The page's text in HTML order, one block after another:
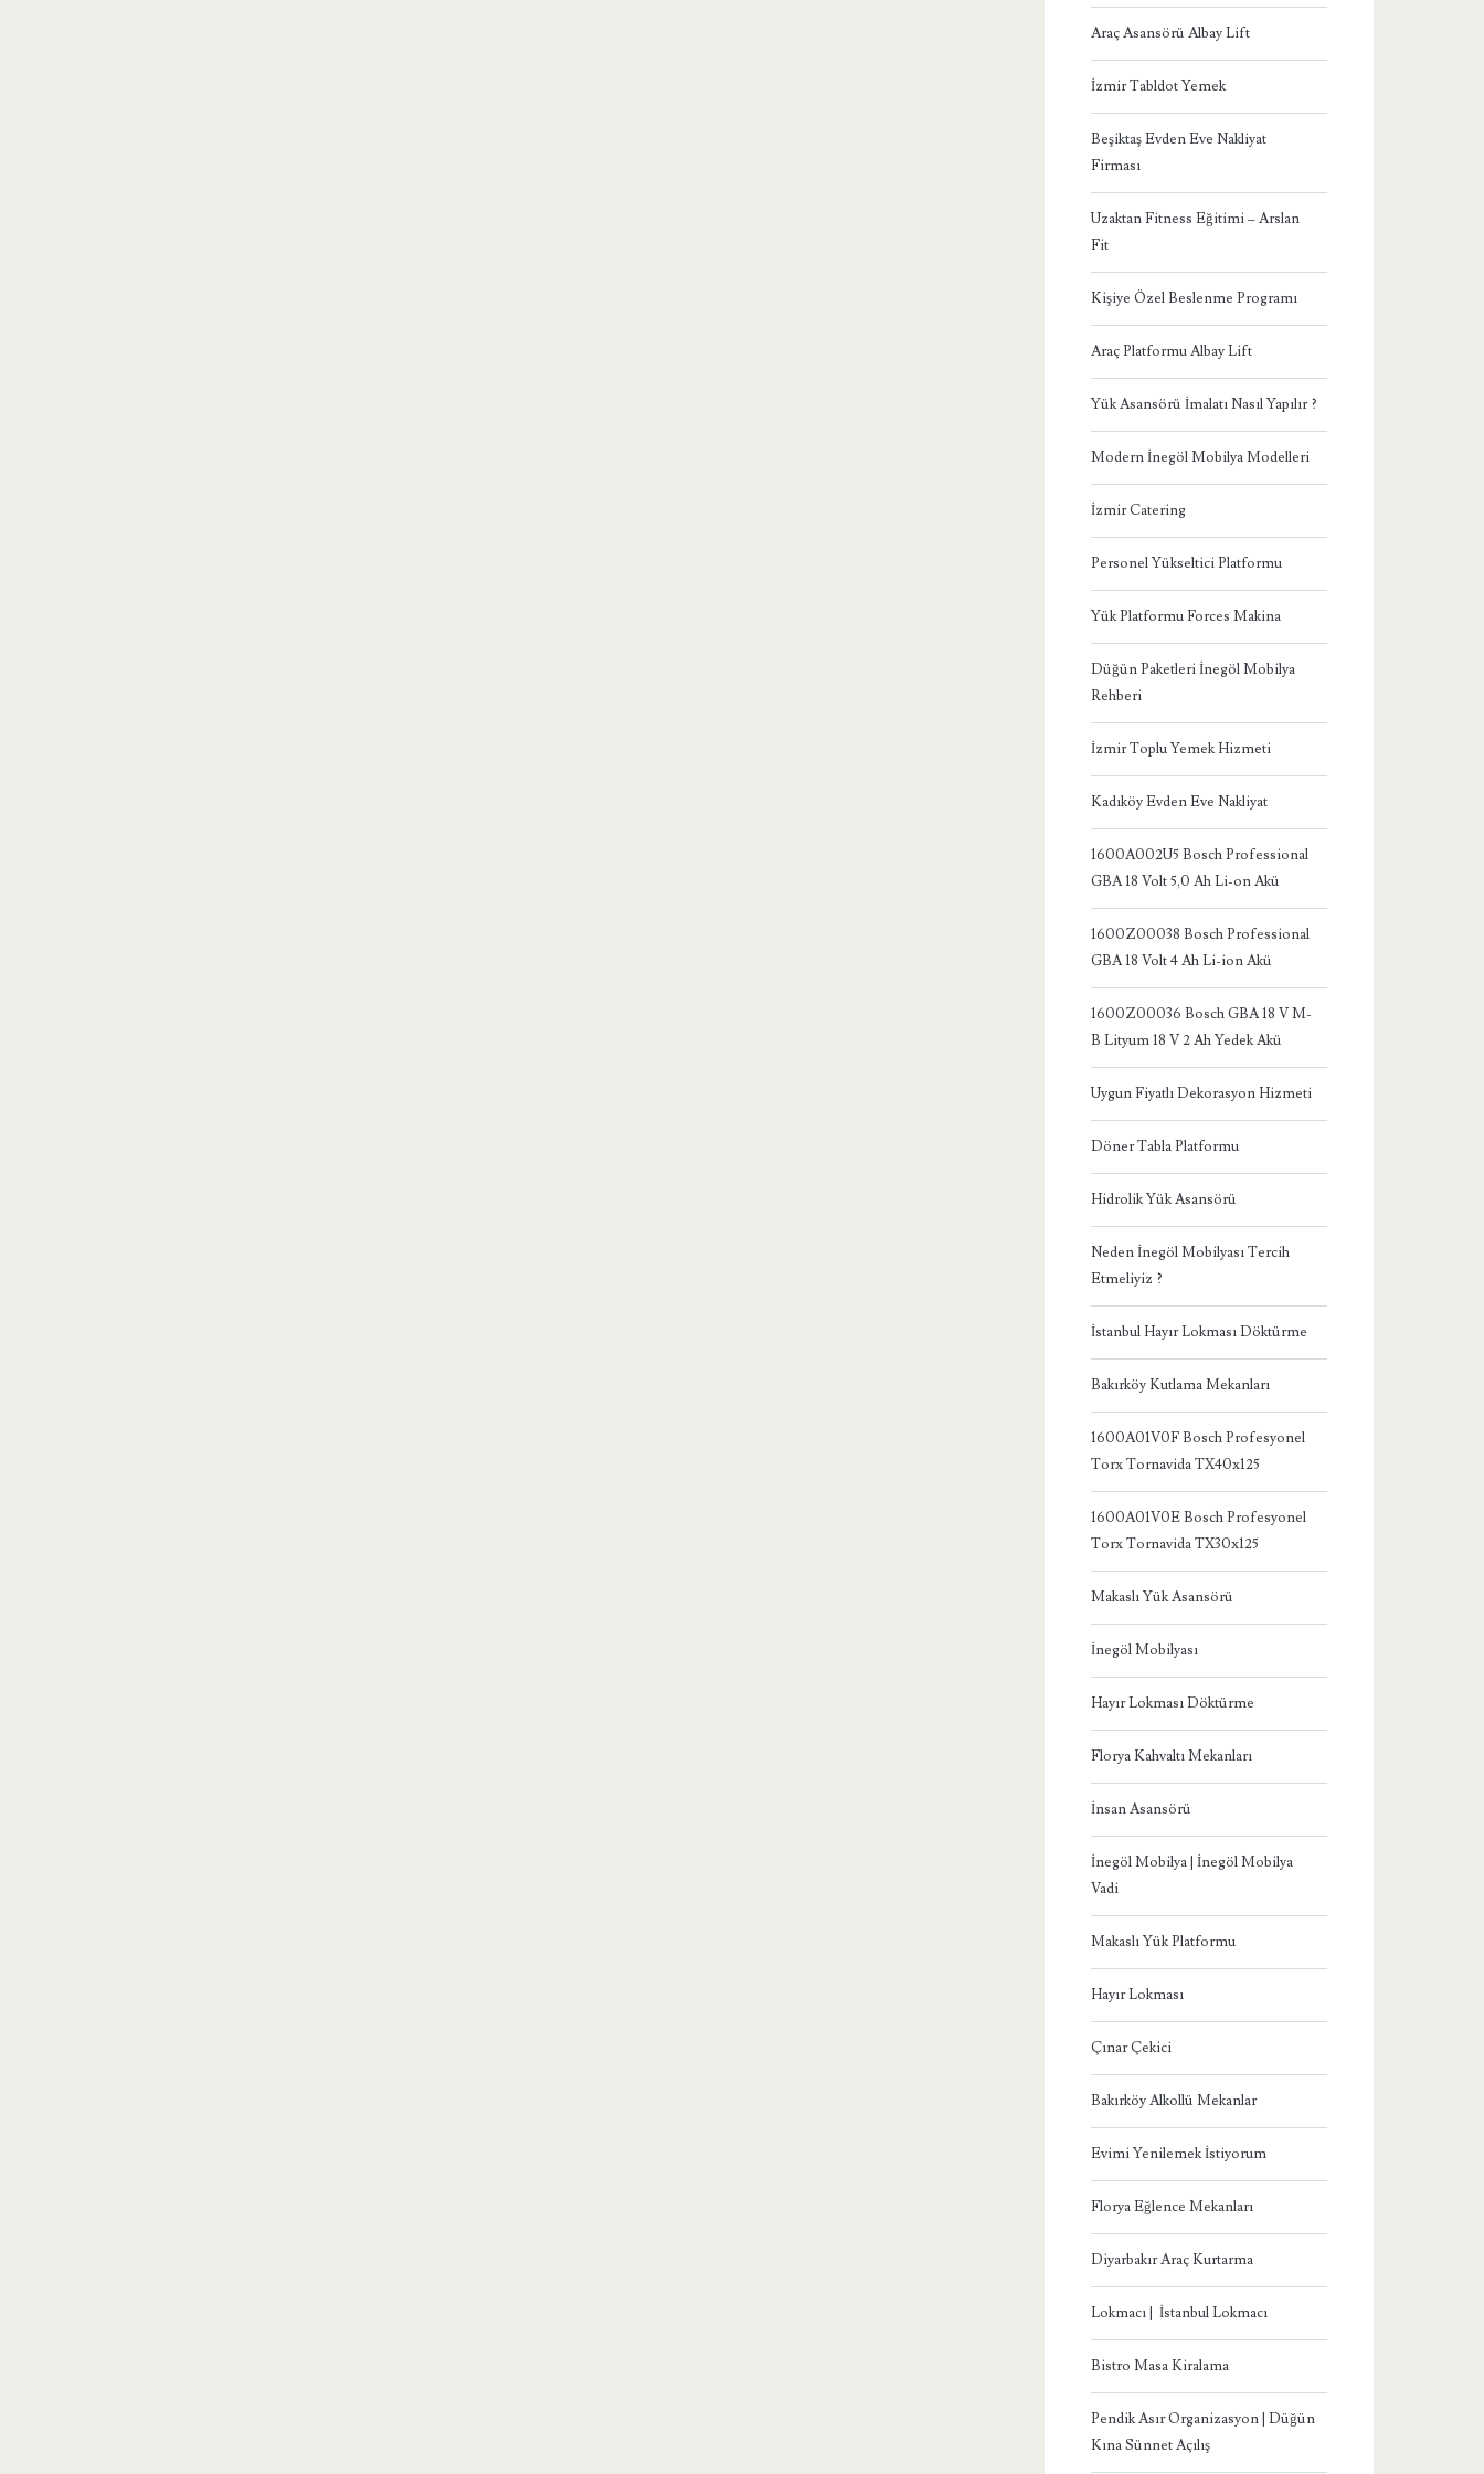
Araç Asansörü Albay Lift
İzmir Tabldot Yemek
Beşiktaş Evden Eve Nakliyat
Firması
Uzaktan Fitness Eğitimi – Arslan
Fit
Kişiye Özel Beslenme Programı
Araç Platformu Albay Lift
Yük Asansörü İmalatı Nasıl Yapılır ?
Modern İnegöl Mobilya Modelleri
İzmir Catering
Personel Yükseltici Platformu
Yük Platformu Forces Makina
Düğün Paketleri İnegöl Mobilya
Rehberi
İzmir Toplu Yemek Hizmeti
Kadıköy Evden Eve Nakliyat
1600A002U5 Bosch Professional
GBA 18 Volt 5,0 Ah Li-on Akü
1600Z00038 Bosch Professional
GBA 18 Volt 4 Ah Li-ion Akü
1600Z00036 Bosch GBA 18 V M-
B Lityum 18 V 2 Ah Yedek Akü
Uygun Fiyatlı Dekorasyon Hizmeti
Döner Tabla Platformu
Hidrolik Yük Asansörü
Neden İnegöl Mobilyası Tercih
Etmeliyiz ?
İstanbul Hayır Lokması Döktürme
Bakırköy Kutlama Mekanları
1600A01V0F Bosch Profesyonel
Torx Tornavida TX40x125
1600A01V0E Bosch Profesyonel
Torx Tornavida TX30x125
Makaslı Yük Asansörü
İnegöl Mobilyası
Hayır Lokması Döktürme
Florya Kahvaltı Mekanları
İnsan Asansörü
İnegöl Mobilya | İnegöl Mobilya
Vadi
Makaslı Yük Platformu
Hayır Lokması
Çınar Çekici
Bakırköy Alkollü Mekanlar
Evimi Yenilemek İstiyorum
Florya Eğlence Mekanları
Diyarbakır Araç Kurtarma
Lokmacı | İstanbul Lokmacı
Bistro Masa Kiralama
Pendik Asır Organizasyon | Düğün
Kına Sünnet Açılış